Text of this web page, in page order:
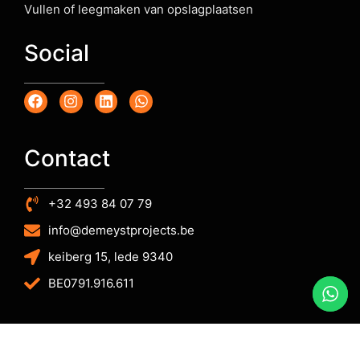
Vullen of leegmaken van opslagplaatsen
Social
Contact
+32 493 84 07 79
info@demeystprojects.be
keiberg 15, lede 9340
BE0791.916.611